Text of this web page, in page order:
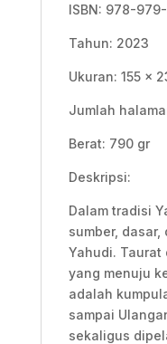
ISBN: 978-
Tahun: 2023
Ukuran: 155 x
Jumlah
Berat: 790 gr
Deskripsi:
Dalam tradisi
sumber,
Yahudi.
yang menuju
adalah
sampai
sekaligus